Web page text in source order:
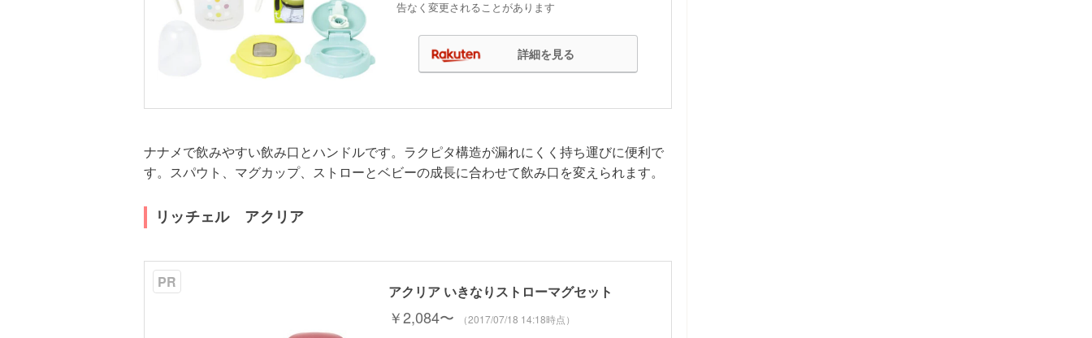
告なく変更されることがあります
詳細を見る
ナナメで飲みやすい飲み口とハンドルです。ラクピタ構造が漏れにくく持ち運びに便利で
す。スパウト、マグカップ、ストローとベビーの成長に合わせて飲み口を変えられます。
リッチェル アクリア
PR
アクリア いきなりストローマグセット
￥2,084〜 （2017/07/18 14:18時点）